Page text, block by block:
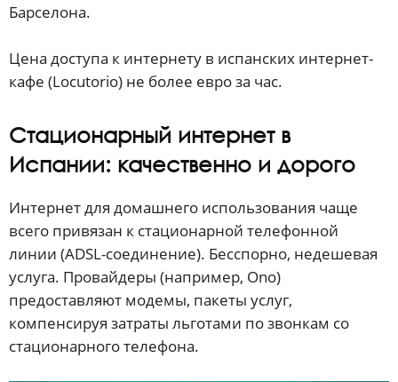
Барселона.
Цена доступа к интернету в испанских интернет-
кафе (Locutorio) не более евро за час.
Стационарный интернет в
Испании: качественно и дорого
Интернет для домашнего использования чаще
всего привязан к стационарной телефонной
линии (ADSL-соединение). Бесспорно, недешевая
услуга. Провайдеры (например, Ono)
предоставляют модемы, пакеты услуг,
компенсируя затраты льготами по звонкам со
стационарного телефона.